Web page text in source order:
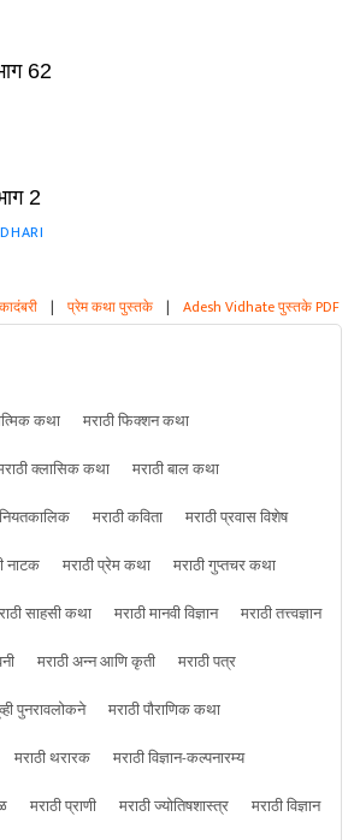
62
2
| प्रेम कथा पुस्तके | Adesh Vidhate पुस्तके PDF
कथा
मराठी फिक्शन कथा
क्लासिक कथा
मराठी बाल कथा
मराठी कविता
मराठी प्रवास विशेष
नाटक मराठी प्रेम कथा
मराठी गुप्तचर कथा
साहसी कथा मराठी मानवी विज्ञान
मराठी तत्त्वज्ञान
मराठी अन्न आणि कृती
मराठी पत्र
पुनरावलोकने
मराठी पौराणिक कथा
मराठी थरारक
मराठी विज्ञान-कल्पनारम्य
मराठी प्राणी मराठी ज्योतिषशास्त्र
मराठी विज्ञान